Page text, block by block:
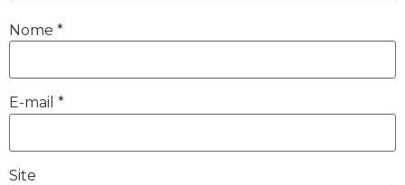
Nome *
E-mail *
Site